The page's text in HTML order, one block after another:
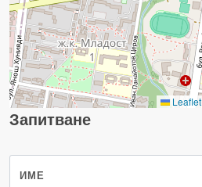
Leaflet
Запитване
ИМЕ